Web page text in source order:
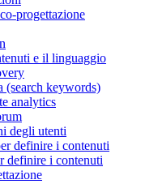
progettazione
e il linguaggio
(search keywords)
analytics
degli utenti
definire i contenuti
definire i contenuti